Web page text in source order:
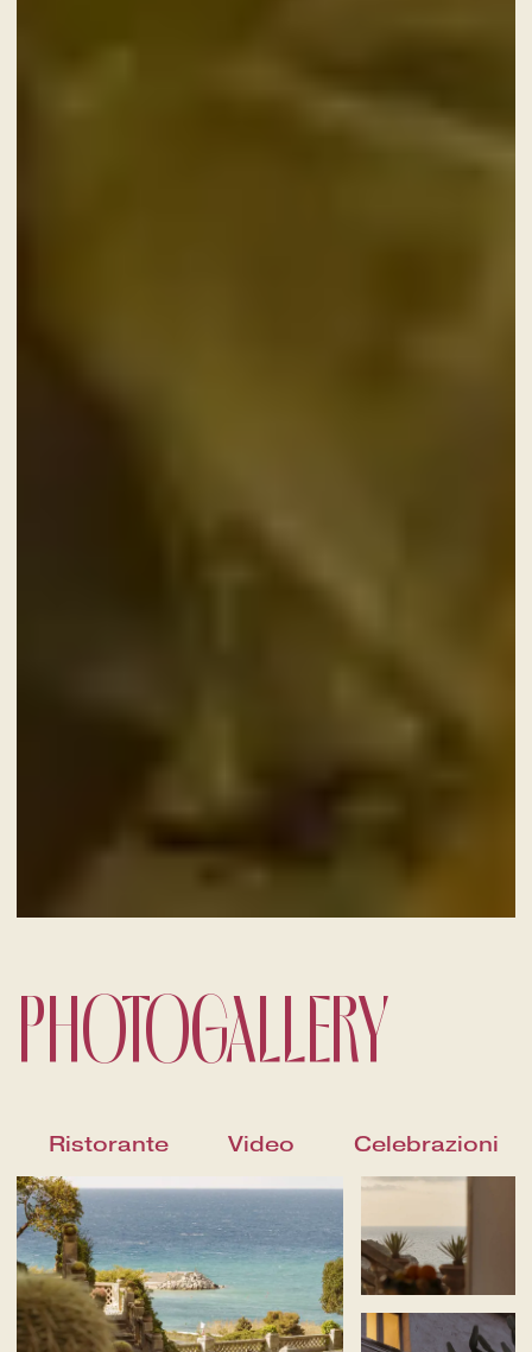
PHOTOGALLERY
Ristorante Video Celebrazioni